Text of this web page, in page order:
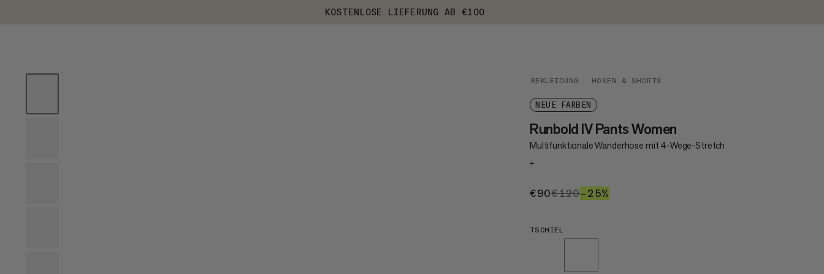
KOSTENLOSE LIEFERUNG AB €100
BEKLEIDUNG HOSEN & SHORTS
NEUE FARBEN
Runbold IV Pants Women
Multifunktionale Wanderhose mit 4-Wege-Stretch
+
€90€90
€120€120
–25%
TSCHIEL